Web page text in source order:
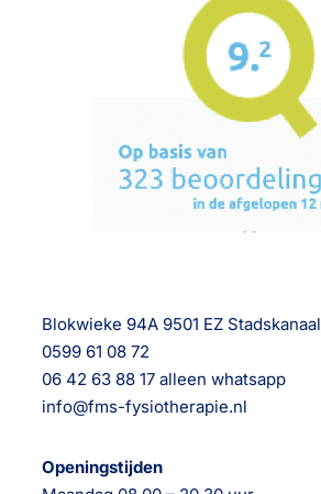
Blokwieke 94A 9501 EZ Stadskanaal
0599 61 08 72
06 42 63 88 17 alleen whatsapp
info@fms-fysiotherapie.nl
Openingstijden